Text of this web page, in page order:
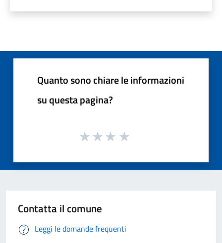
Quanto sono chiare le informazioni
su questa pagina?
Contatta il comune
Leggi le domande frequenti